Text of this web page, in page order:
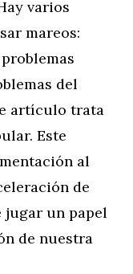
varios
mareos:
del
artículo trata
Este
al
de
jugar un papel
de nuestra